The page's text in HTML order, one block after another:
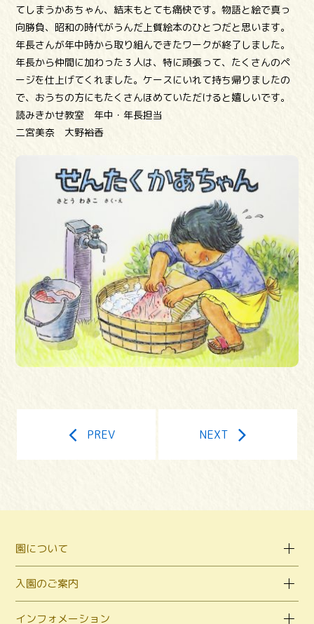
てしまうかあちゃん、結末もとても痛快です。物語と絵で真っ
向勝負、昭和の時代がうんだ上質絵本のひとつだと思います。
年長さんが年中時から取り組んできたワークが終了しました。
年長から仲間に加わった３人は、特に頑張って、たくさんのペ
ージを仕上げてくれました。ケースにいれて持ち帰りましたの
で、おうちの方にもたくさんほめていただけると嬉しいです。
読みきかせ教室 年中・年長担当
二宮美奈 大野裕香
PREV NEXT
園について
入園のご案内
インフォメーション